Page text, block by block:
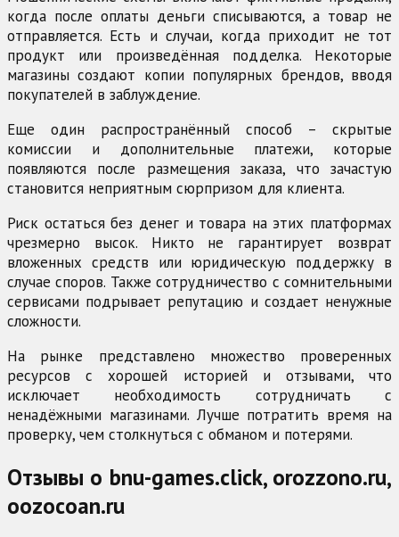
когда после оплаты деньги списываются, а товар не
отправляется. Есть и случаи, когда приходит не тот
продукт или произведённая подделка. Некоторые
магазины создают копии популярных брендов, вводя
покупателей в заблуждение.
Еще один распространённый способ – скрытые
комиссии и дополнительные платежи, которые
появляются после размещения заказа, что зачастую
становится неприятным сюрпризом для клиента.
Риск остаться без денег и товара на этих платформах
чрезмерно высок. Никто не гарантирует возврат
вложенных средств или юридическую поддержку в
случае споров. Также сотрудничество с сомнительными
сервисами подрывает репутацию и создает ненужные
сложности.
На рынке представлено множество проверенных
ресурсов с хорошей историей и отзывами, что
исключает необходимость сотрудничать с
ненадёжными магазинами. Лучше потратить время на
проверку, чем столкнуться с обманом и потерями.
Отзывы о bnu-games.click, orozzono.ru,
oozocoan.ru